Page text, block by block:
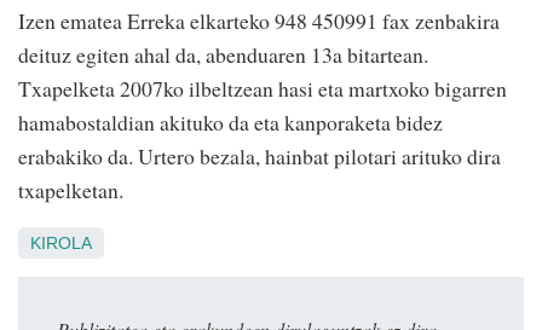
Izen ematea Erreka elkarteko 948 450991 fax zenbakira
deituz egiten ahal da, abenduaren 13a bitartean.
Txapelketa 2007ko ilbeltzean hasi eta martxoko bigarren
hamabostaldian akituko da eta kanporaketa bidez
erabakiko da. Urtero bezala, hainbat pilotari arituko dira
txapelketan.
KIROLA